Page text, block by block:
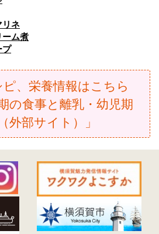
リネ
ーム煮
プ
、栄養情報はこちら
の食事と離乳・幼児期
外部サイト）」